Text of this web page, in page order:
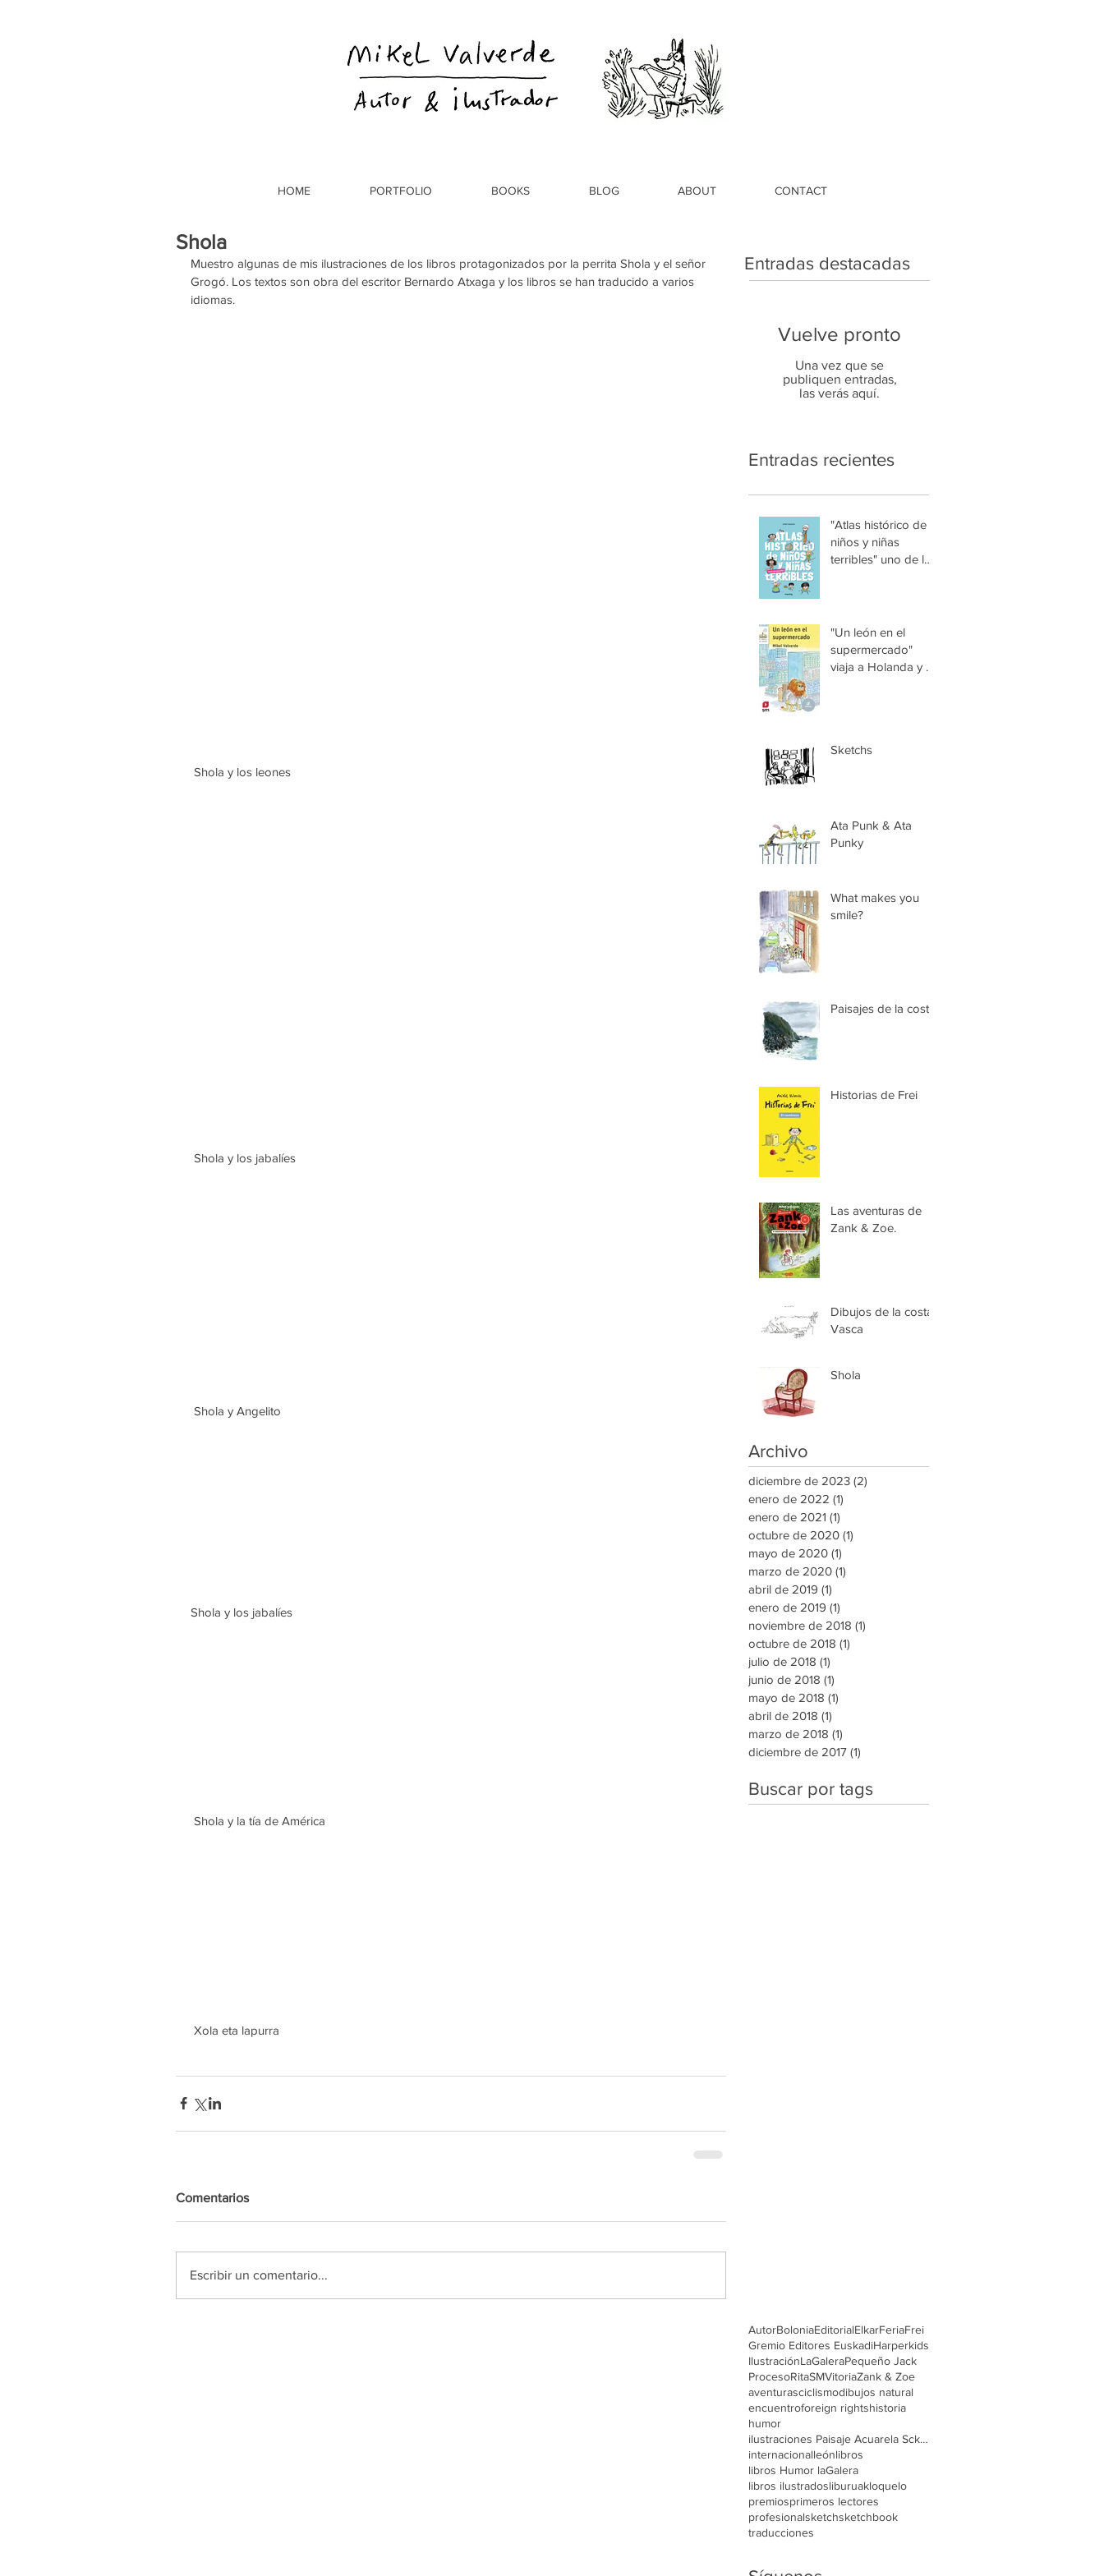
Shola
Muestro algunas de mis ilustraciones de los libros protagonizados por la perrita Shola y el señor
Grogó. Los textos son obra del escritor Bernardo Atxaga y los libros se han traducido a varios
idiomas.
Shola y los leones
Shola y los jabalíes
Shola y Angelito
Shola y los jabalíes
Shola y la tía de América
Xola eta lapurra
Comentarios
Escribir un comentario...
Entradas destacadas
Vuelve pronto
Una vez que se
publiquen entradas,
las verás aquí.
Entradas recientes
"Atlas histórico de
niños y niñas
terribles" uno de los
"Un león en el
supermercado"
viaja a Holanda y a
Sketchs
Ata Punk & Ata
Punky
What makes you
smile?
Paisajes de la costa
Historias de Frei
Las aventuras de
Zank & Zoe.
Dibujos de la costa
Vasca
Shola
Archivo
diciembre de 2023 (2)
enero de 2022 (1)
enero de 2021 (1)
octubre de 2020 (1)
mayo de 2020 (1)
marzo de 2020 (1)
abril de 2019 (1)
enero de 2019 (1)
noviembre de 2018 (1)
octubre de 2018 (1)
julio de 2018 (1)
junio de 2018 (1)
mayo de 2018 (1)
abril de 2018 (1)
marzo de 2018 (1)
diciembre de 2017 (1)
Buscar por tags
AutorBoloniaEditorialElkarFeriaFrei
Gremio Editores EuskadiHarperkids
IlustraciónLaGaleraPequeño Jack
ProcesoRitaSMVitoriaZank & Zoe
aventurasciclismodibujos natural
encuentroforeign rightshistoria
humor
ilustraciones Paisaje Acuarela Scketch
internacionalleónlibros
libros Humor laGalera
libros ilustradosliburuakloquelo
premiosprimeros lectores
profesionalsketchsketchbook
traducciones
HOME PORTFOLIO BOOKS BLOG ABOUT CONTACT